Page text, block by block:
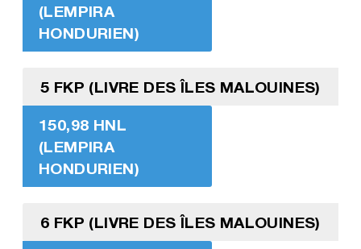
(LEMPIRA
HONDURIEN)
5 FKP (LIVRE DES ÎLES MALOUINES)
150,98 HNL
(LEMPIRA
HONDURIEN)
6 FKP (LIVRE DES ÎLES MALOUINES)